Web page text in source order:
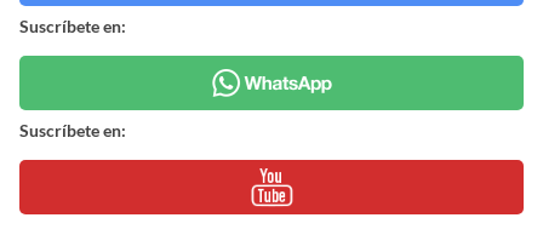
Suscríbete en:
Suscríbete en: